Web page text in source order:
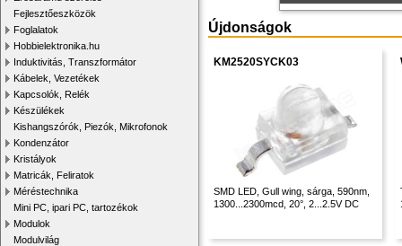
Fejlesztőeszközök
Foglalatok
Hobbielektronika.hu
Induktivitás, Transzformátor
Kábelek, Vezetékek
Kapcsolók, Relék
Készülékek
Kishangszórók, Piezók, Mikrofonok
Kondenzátor
Kristályok
Matricák, Feliratok
Méréstechnika
Mini PC, ipari PC, tartozékok
Modulok
Modulvilág
Újdonságok
KM2520SYCK03
SMD LED, Gull wing, sárga, 590nm,
1300...2300mcd, 20°, 2...2.5V DC